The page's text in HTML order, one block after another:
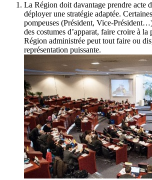
La Région doit davantage prendre acte
déployer une stratégie adaptée.
pompeuses (Président, Vice-
des costumes d’apparat, faire croire à la
Région administrée peut tout faire ou
représentation puissante.